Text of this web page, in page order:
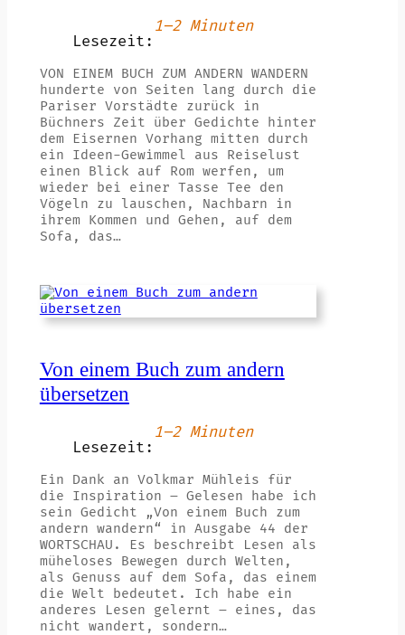
Lesezeit:
1–2 Minuten
VON EINEM BUCH ZUM ANDERN WANDERN
hunderte von Seiten lang durch die
Pariser Vorstädte zurück in
Büchners Zeit über Gedichte hinter
dem Eisernen Vorhang mitten durch
ein Ideen-Gewimmel aus Reiselust
einen Blick auf Rom werfen, um
wieder bei einer Tasse Tee den
Vögeln zu lauschen, Nachbarn in
ihrem Kommen und Gehen, auf dem
Sofa, das…
Von einem Buch zum andern
übersetzen
Lesezeit:
1–2 Minuten
Ein Dank an Volkmar Mühleis für
die Inspiration – Gelesen habe ich
sein Gedicht „Von einem Buch zum
andern wandern“ in Ausgabe 44 der
WORTSCHAU. Es beschreibt Lesen als
müheloses Bewegen durch Welten,
als Genuss auf dem Sofa, das einem
die Welt bedeutet. Ich habe ein
anderes Lesen gelernt – eines, das
nicht wandert, sondern…